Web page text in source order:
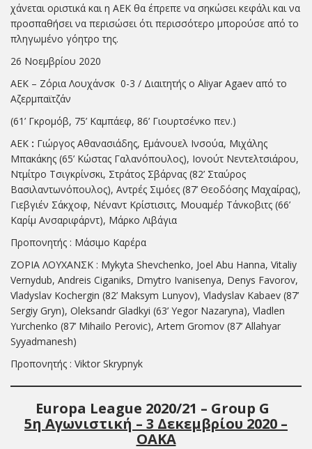
χάνεται οριστικά και η ΑΕΚ θα έπρεπε να σηκώσει κεφάλι και να
προσπαθήσει να περισώσει ότι περισσότερο μπορούσε από το
πληγωμένο γόητρο της.
26 Νοεμβρίου 2020
ΑΕΚ – Ζόρια Λουχάνσκ 0-3 / Διαιτητής ο Aliyar Agaev από το
Αζερμπαϊτζάν
(61’ Γκρομόβ, 75’ Καμπάεφ, 86’ Γιουρτσένκο πεν.)
ΑΕΚ : Γιώργος Αθανασιάδης, Εμάνουελ Ινσούα, Μιχάλης
Μπακάκης (65’ Κώστας Γαλανόπουλος), Ιονούτ Νεντελτσιάρου,
Ντμίτρο Τσιγκρίνσκι, Στράτος Σβάρνας (82’ Σταύρος
Βασιλαντωνόπουλος), Αντρές Σιμόες (87’ Θεοδόσης Μαχαίρας),
Γιεβγιέν Σάκχοφ, Νέναντ Κρίστισιτς, Μουαμέρ Τάνκοβιτς (66’
Καρίμ Ανσαριφάρντ), Μάρκο Λιβάγια
Προπονητής : Μάσιμο Καρέρα
ΖΟΡΙΑ ΛΟΥΧΑΝΣΚ : Mykyta Shevchenko, Joel Abu Hanna, Vitaliy
Vernydub, Andreis Ciganiks, Dmytro Ivanisenya, Denys Favorov,
Vladyslav Kochergin (82’ Maksym Lunyov), Vladyslav Kabaev (87’
Sergiy Gryn), Oleksandr Gladkyi (63’ Yegor Nazaryna), Vladlen
Yurchenko (87’ Mihailo Perovic), Artem Gromov (87’ Allahyar
Syyadmanesh)
Προπονητής : Viktor Skrypnyk
Europa League 2020/21 – Group G
5η Αγωνιστική – 3 Δεκεμβρίου 2020 –
ΟΑΚΑ